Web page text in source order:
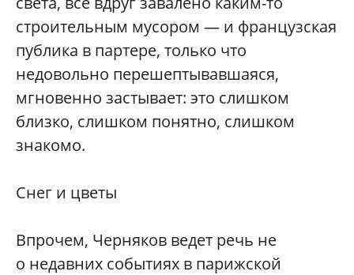
строительным мусором — и французская
публика в партере, только что
недовольно перешептывавшаяся,
мгновенно застывает: это слишком
близко, слишком понятно, слишком
знакомо.
Снег и цветы
Впрочем, Черняков ведет речь не
о недавних событиях в парижской